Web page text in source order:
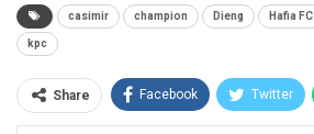
casimir champion Dieng Hafia FC
kpc
Share Facebook Twitter